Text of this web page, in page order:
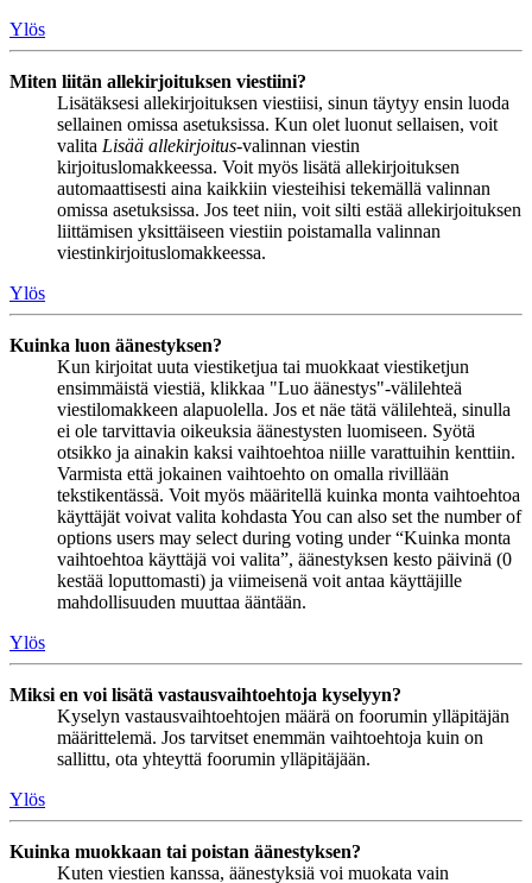
Ylös
Miten liitän allekirjoituksen viestiini?
Lisätäksesi allekirjoituksen viestiisi, sinun täytyy ensin luoda
sellainen omissa asetuksissa. Kun olet luonut sellaisen, voit
valita Lisää allekirjoitus-valinnan viestin
kirjoituslomakkeessa. Voit myös lisätä allekirjoituksen
automaattisesti aina kaikkiin viesteihisi tekemällä valinnan
omissa asetuksissa. Jos teet niin, voit silti estää allekirjoituksen
liittämisen yksittäiseen viestiin poistamalla valinnan
viestinkirjoituslomakkeessa.
Ylös
Kuinka luon äänestyksen?
Kun kirjoitat uuta viestiketjua tai muokkaat viestiketjun
ensimmäistä viestiä, klikkaa "Luo äänestys"-välilehteä
viestilomakkeen alapuolella. Jos et näe tätä välilehteä, sinulla
ei ole tarvittavia oikeuksia äänestysten luomiseen. Syötä
otsikko ja ainakin kaksi vaihtoehtoa niille varattuihin kenttiin.
Varmista että jokainen vaihtoehto on omalla rivillään
tekstikentässä. Voit myös määritellä kuinka monta vaihtoehtoa
käyttäjät voivat valita kohdasta You can also set the number of
options users may select during voting under “Kuinka monta
vaihtoehtoa käyttäjä voi valita”, äänestyksen kesto päivinä (0
kestää loputtomasti) ja viimeisenä voit antaa käyttäjille
mahdollisuuden muuttaa ääntään.
Ylös
Miksi en voi lisätä vastausvaihtoehtoja kyselyyn?
Kyselyn vastausvaihtoehtojen määrä on foorumin ylläpitäjän
määrittelemä. Jos tarvitset enemmän vaihtoehtoja kuin on
sallittu, ota yhteyttä foorumin ylläpitäjään.
Ylös
Kuinka muokkaan tai poistan äänestyksen?
Kuten viestien kanssa, äänestyksiä voi muokata vain